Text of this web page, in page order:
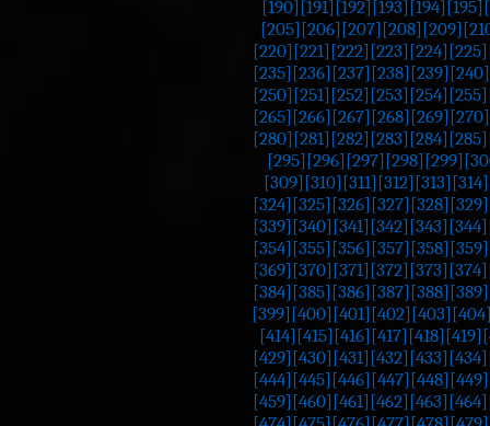
[190] [191] [192] [193] [194] [195]
[205] [206] [207] [208] [209]
[220] [221] [222] [223] [224] [225]
[235] [236] [237] [238] [239] [240]
[250] [251] [252] [253] [254] [255]
[265] [266] [267] [268] [269] [270]
[280] [281] [282] [283] [284] [285]
[295] [296] [297] [298] [299]
[309] [310] [311] [312] [313] [314]
[324] [325] [326] [327] [328] [329]
[339] [340] [341] [342] [343] [344]
[354] [355] [356] [357] [358] [359]
[369] [370] [371] [372] [373] [374]
[384] [385] [386] [387] [388] [389]
[399] [400] [401] [402] [403]
[414] [415] [416] [417] [418] [419]
[429] [430] [431] [432] [433] [434]
[444] [445] [446] [447] [448] [449]
[459] [460] [461] [462] [463] [464]